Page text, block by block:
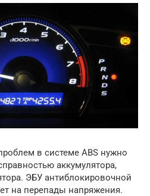
в системе ABS нужно
аккумулятора,
ЭБУ антиблокировочной
на перепады напряжения.